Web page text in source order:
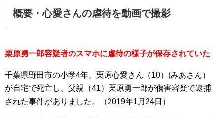
概要・心愛さんの虐待を動画で撮影
栗原勇一郎容疑者のスマホに虐待の様子が保存されていた
千葉県野田市の小学4年、栗原心愛さん（10）(みあさん）
が自宅で死亡し、父親（41）栗原勇一郎が傷害容疑で逮捕
された事件がありました。（2019年1月24日）